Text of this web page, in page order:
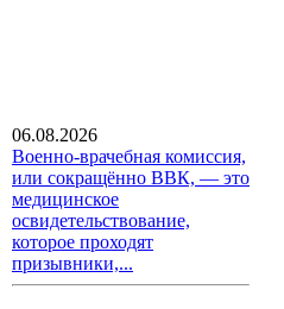
06.08.2026
Военно-врачебная комиссия,
или сокращённо ВВК, — это
медицинское
освидетельствование,
которое проходят
призывники,...